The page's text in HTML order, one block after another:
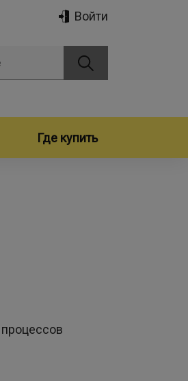
Войти
Где купить